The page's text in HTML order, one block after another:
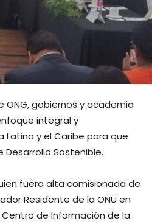
ONG, gobiernos y academia
integral y
y el Caribe para que
Sostenible.
fuera alta comisionada de
Residente de la ONU en
de Información de la